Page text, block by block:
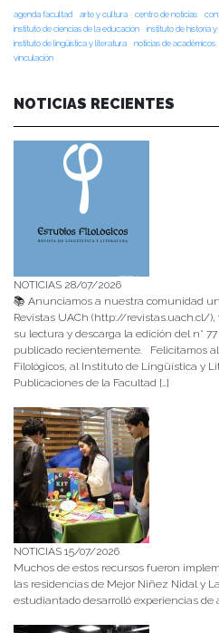
agenda facultad arte y cultura centro de noticias
instituto de ciencias de la educación
instituto de historia
instituto de lingüística y literatura
noticias de académicos
vinculación
NOTICIAS RECIENTES
NOTICIAS 28/07/2026
📚 Anunciamos a nuestra comunidad
Revistas UACh (http://revistas.uach.cl/
su lectura y descarga la edición del n° 77
publicado recientemente. Felicitamos
Filológicos, al Instituto de Lingüística y
Publicaciones de la Facultad […]
NOTICIAS 15/07/2026
Muchos de estos recursos fueron
las residencias de Mejor Niñez Nidal y
estudiantado desarrolló experiencias de